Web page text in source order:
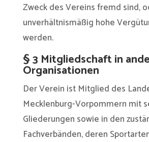
Zweck des Vereins fremd sind,
unverhältnismäßig hohe
werden.
§ 3 Mitgliedschaft in
Organisationen
Der Verein ist Mitglied des
Mecklenburg-Vorpommern mit
Gliederungen sowie in den
Fachverbänden, deren